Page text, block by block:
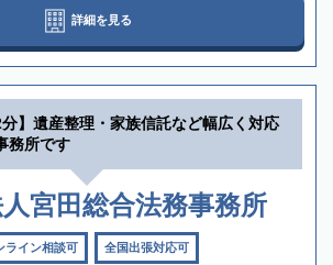
詳細を見る
分】遺産整理・家族信託など幅広く対応
務所です
宮田総合法務事務所
ライン相談可 全国出張対応可